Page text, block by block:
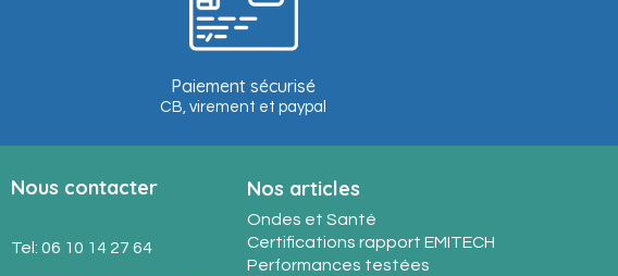
Paiement sécurisé
CB, virement et paypal
Nous contacter
Tel: 06 10 14 27 64
Nos articles
Ondes et Santé
Certifications rapport EMITECH
Performances testées